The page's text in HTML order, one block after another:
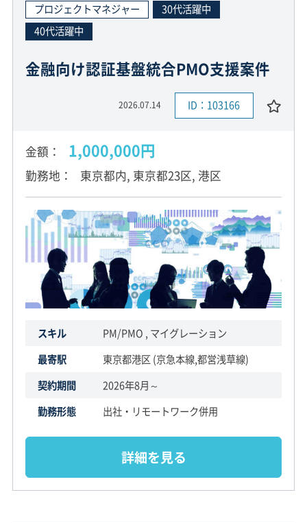
プロジェクトマネジャー
30代活躍中
40代活躍中
金融向け認証基盤統合PMO支援案件
2026.07.14 ID：103166
金額 1,000,000円
勤務地 東京都内, 東京都23区, 港区
スキル
PM/PMO , マイグレーション
最寄駅
東京都港区 (京急本線,都営浅草線)
契約期間
2026年8月～
勤務形態
出社・リモートワーク併用
詳細を見る